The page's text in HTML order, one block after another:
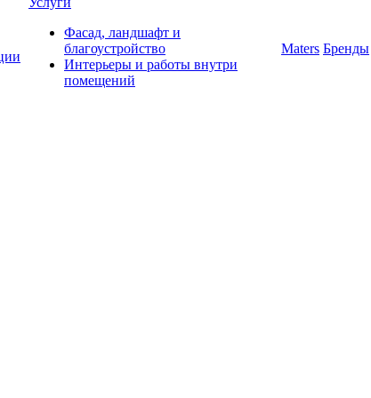
Фасад, ландшафт и
благоустройство
Интерьеры и работы внутри
помещений
Maters Бренды